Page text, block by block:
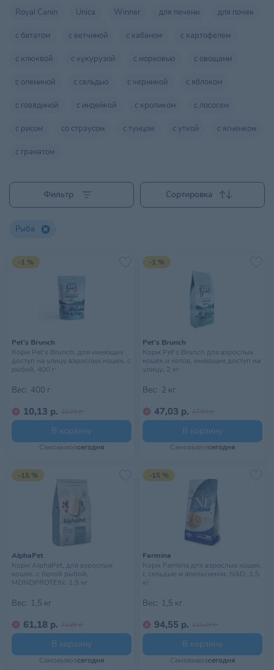
Royal Canin Unica Winner для печени для почек
с бататом с ветчиной с кабаном с картофелем
с клюквой с кукурузой с морковью с овощами
с олениной с сельдью с черникой с яблоком
с говядиной с индейкой с кроликом с лососем
с рисом со страусом с тунцом с уткой с ягненком
с гранатом
Фильтр Сортировка
Рыба
-1 %
Pet's Brunch
Корм Pet's Brunch, для имеющих
доступ на улицу взрослых кошек, с
рыбой, 400 г
Вес: 400 г
10,13 р. 10,23 р.
В корзину
Самовывозсегодня
-1 %
Pet's Brunch
Корм Pet's Brunch для взрослых
кошек и котов, имеющих доступ на
улицу, 2 кг
Вес: 2 кг
47,03 р. 47,50 р.
В корзину
Самовывозсегодня
-15 %
AlphaPet
Корм AlphaPet, для взрослых
кошек, с белой рыбой,
MONOPROTEIN, 1,5 кг
Вес: 1,5 кг
61,18 р. 71,98 р.
В корзину
Самовывозсегодня
-15 %
Farmina
Корм Farmina для взрослых кошек,
с сельдью и апельсином, N&D, 1,5
кг
Вес: 1,5 кг
94,55 р. 111,23 р.
В корзину
Самовывозсегодня